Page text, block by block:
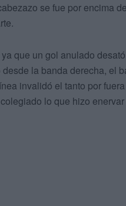
se fue por encima
que un gol anulado
la banda derecha, el
invalidó el tanto por
lo que hizo